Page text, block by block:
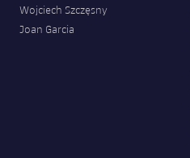
Wojciech Szczęsny
Joan Garcia